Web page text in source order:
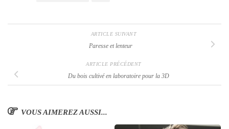
ARTICLE SUIVANT
Paresse et lenteur
ARTICLE PRÉCÉDENT
Du bois cultivé en laboratoire pour la 3D
VOUS AIMEREZ AUSSI...